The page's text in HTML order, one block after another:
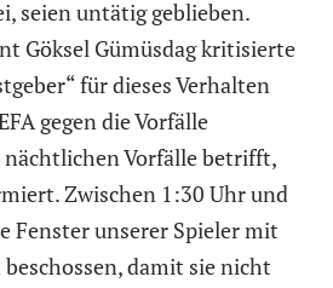
seien untätig geblieben.
Göksel Gümüsdag kritisierte
für dieses Verhalten
gegen die Vorfälle
nächtlichen Vorfälle betrifft,
Zwischen 1:30 Uhr und
Fenster unserer Spieler mit
damit sie nicht